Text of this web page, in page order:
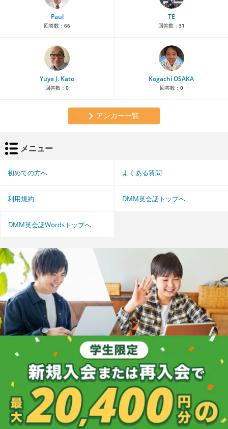
Paul
回答数： 66
TE
回答数： 31
Yuya J. Kato
回答数： 0
Kogachi OSAKA
回答数： 0
アンカー一覧
メニュー
初めての方へ よくある質問
利用規約 DMM英会話トップへ
DMM英会話Wordsトップへ